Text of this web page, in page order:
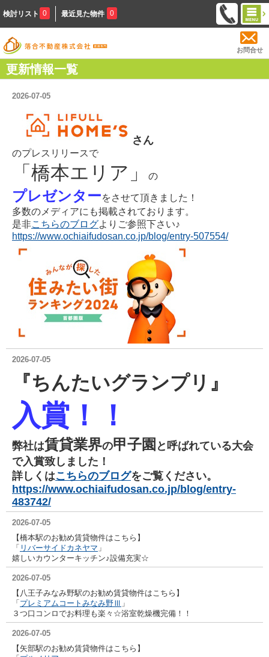
検討リスト 0 最近見た物件 0
お問合せ
更新情報一覧
2026-07-05
さん
のプレスリリースで
「橋本エリア」 の
プレゼンターをさせて頂きました！
多数のメディアにも掲載されております。
是非こちらのブログよりご参照下さい♪
https://www.ochiaifudosan.co.jp/blog/entry-507554/
2026-07-05
『ちんたいグランプリ』
入賞 ！！
弊社は賃貸業界の甲子園 と呼ばれている大会
で入賞致しました！
詳しくはこちらのブログをご覧ください。
https://www.ochiaifudosan.co.jp/blog/entry-
483742/
2026-07-05
【橋本駅のお勧め賃貸物件はこちら】
「 リバーサイドカネヤマ 」
嬉しいカウンターキッチン♪設備充実☆
2026-07-05
【八王子みなみ野駅のお勧め賃貸物件はこちら】
「 プレミアムコートみなみ野Ⅲ 」
３つ口コンロでお料理も楽々☆浴室乾燥機完備！！
2026-07-05
【矢部駅のお勧め賃貸物件はこちら】